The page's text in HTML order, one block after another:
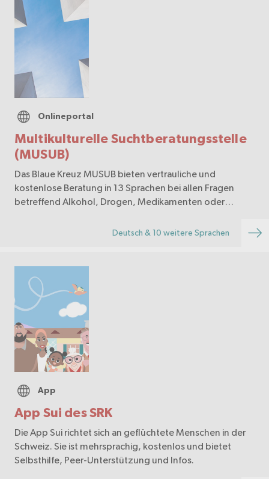
Multikulturelle Suchtberatungsstelle
(MUSUB)
Onlineportal
Das Blaue Kreuz MUSUB bieten vertrauliche und
kostenlose Beratung in 13 Sprachen bei allen Fragen
betreffend Alkohol, Drogen, Medikamenten oder
Deutsch & 10 weitere Sprachen
App Sui des SRK
App
Die App Sui richtet sich an geflüchtete Menschen in der
Schweiz. Sie ist mehrsprachig, kostenlos und bietet
Selbsthilfe, Peer-Unterstützung und Infos.